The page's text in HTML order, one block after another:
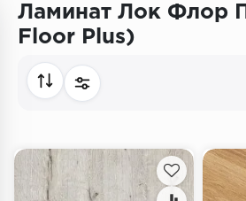
Линолеум
Инженерная доска
Паркетная доска
Ламинат Лок Флор
Floor Plus)